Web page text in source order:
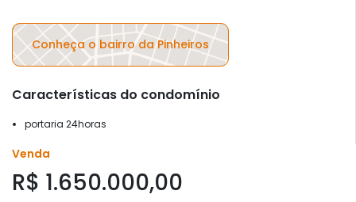
Conheça o bairro da Pinheiros
Características do condomínio
portaria 24horas
Venda
R$ 1.650.000,00